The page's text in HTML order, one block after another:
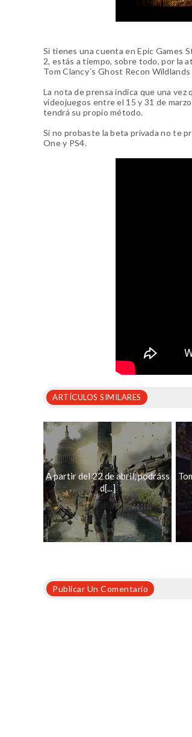
Si tienes una cuenta en Epic Games
2, estás a tiempo, sobre todo, por la
Tom Clancy´s Ghost Recon
La nota de prensa indica que una
videojuegos entre el 15 y 31 de
tendrá su propio método.
Si no probaste la beta privada no te
One y PS4.
ARTÍCULOS SIMILARES
A partir del 22 de abril, podráss
d[...]
Publicar Un Comentario